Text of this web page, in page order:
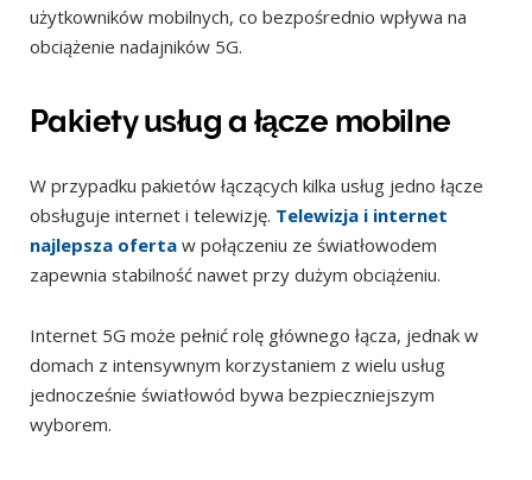
użytkowników mobilnych, co bezpośrednio wpływa na
obciążenie nadajników 5G.
Pakiety usług a łącze mobilne
W przypadku pakietów łączących kilka usług jedno łącze
obsługuje internet i telewizję. Telewizja i internet
najlepsza oferta w połączeniu ze światłowodem
zapewnia stabilność nawet przy dużym obciążeniu.
Internet 5G może pełnić rolę głównego łącza, jednak w
domach z intensywnym korzystaniem z wielu usług
jednocześnie światłowód bywa bezpieczniejszym
wyborem.